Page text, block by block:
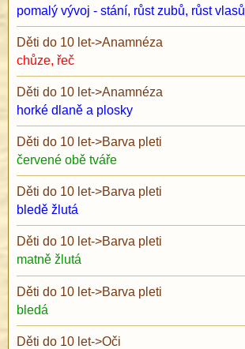
pomalý vývoj - stání, růst zubů, růst vlasů
Děti do 10 let->Anamnéza
chůze, řeč
Děti do 10 let->Anamnéza
horké dlaně a plosky
Děti do 10 let->Barva pleti
červené obě tváře
Děti do 10 let->Barva pleti
bledě žlutá
Děti do 10 let->Barva pleti
matně žlutá
Děti do 10 let->Barva pleti
bledá
Děti do 10 let->Oči